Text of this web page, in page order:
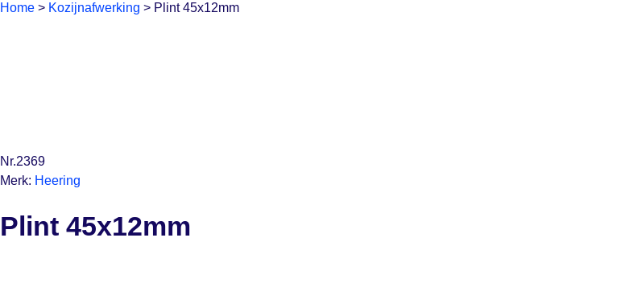
Home > Kozijnafwerking > Plint 45x12mm
Nr.2369
Merk: Heering
Plint 45x12mm